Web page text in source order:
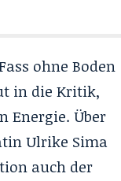
ohne Boden
in die Kritik,
Energie. Über
Ulrike Sima
auch der